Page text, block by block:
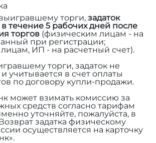
торги, задаток
течение 5 рабочих дней после
торгов (физическим лицам - на
при регистрации;
ИП - на расчетный счет).
торги, задаток не
учитывается в счет оплаты
по договору купли-продажи.
может взимать комиссию за
средств согласно тарифам
уточняйте, пожалуйста, в
задатка физическому
осуществляется на карточку